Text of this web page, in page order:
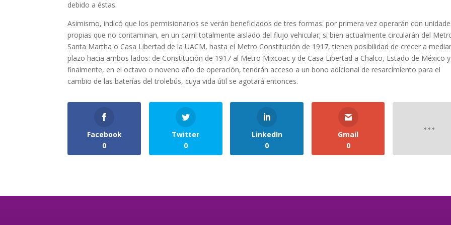
debido a éstas.
Asimismo, indicó que los permisionarios se verán beneficiados de tres formas: por primera vez operarán con
propias que no contaminan, en un carril totalmente aislado del flujo vehicular; si bien actualmente circularán del
Santa Martha o Casa Libertad de la UACM, hasta el Metro Constitución de 1917, tienen posibilidad de crecer a
plazo hacia ambos lados: de Constitución de 1917 al Metro Mixcoac y de Casa Libertad a Chalco, Estado de México
finalmente, en el octavo o noveno año de operación, tendrán acceso a un bono adicional de resarcimiento para el
cambio de las baterías del trolebús, cuya vida útil se agotará entonces.
Facebook
0
Twitter
0
LinkedIn
0
Gmail
0